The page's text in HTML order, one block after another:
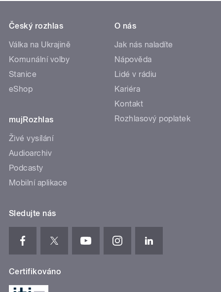
Český rozhlas
Válka na Ukrajině
Komunální volby
Stanice
eShop
mujRozhlas
Živé vysílání
Audioarchiv
Podcasty
Mobilní aplikace
O nás
Jak nás naladíte
Nápověda
Lidé v rádiu
Kariéra
Kontakt
Rozhlasový poplatek
Sledujte nás
Certifikováno